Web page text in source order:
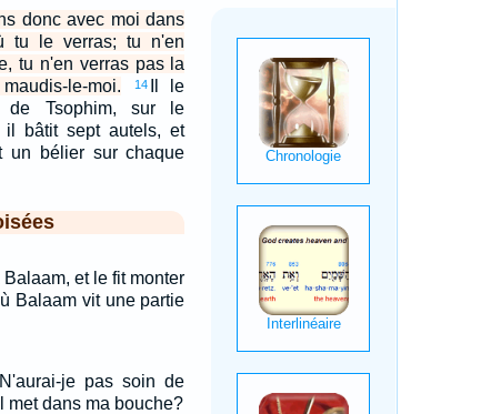
donc avec moi dans
tu le verras; tu n'en
tu n'en verras pas la
le-moi.
14
Il le
de Tsophim, sur le
il bâtit sept autels, et
un bélier sur chaque
et le fit monter
Balaam vit une partie
je pas soin de
met dans ma bouche?